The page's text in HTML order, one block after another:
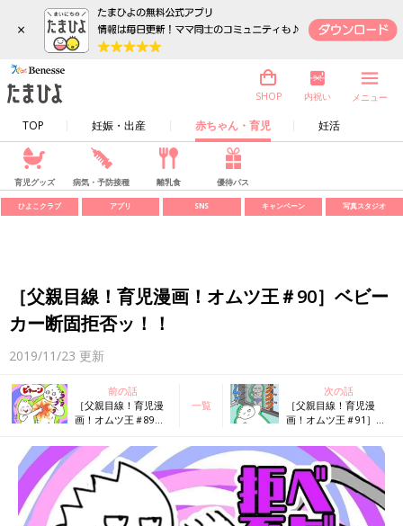
×
TOP 妊娠・出産 赤ちゃん・育児 妊活
SHOP 内祝い メニュー
育児グッズ 病気・予防接種 離乳食 優待パス
ひよこクラブ アプリ SNS キャンペーン 写真スタジオ
［父親目線！育児漫画！オムツ王＃90］ベビー
カー断固拒否ッ！！
2019/11/23 更新
前の話
［父親目線！育児漫
画！オムツ王＃89］
一覧
次の話
［父親目線！育児漫
画！オムツ王＃91］網